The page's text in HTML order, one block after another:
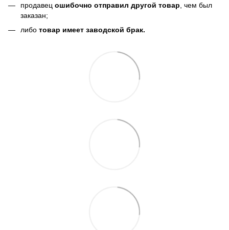
продавец ошибочно отправил другой товар , чем был
заказан;
либо товар имеет заводской брак.